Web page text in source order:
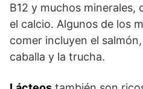
B12 y muchos minerales,
el calcio. Algunos de los
comer incluyen el
caballa y la trucha.